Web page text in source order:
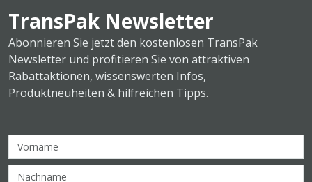
TransPak Newsletter
Abonnieren Sie jetzt den kostenlosen TransPak
Newsletter und profitieren Sie von attraktiven
Rabattaktionen, wissenswerten Infos,
Produktneuheiten & hilfreichen Tipps.